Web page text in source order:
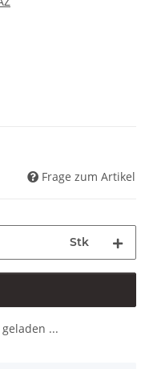
Frage zum Artikel
Stk
...